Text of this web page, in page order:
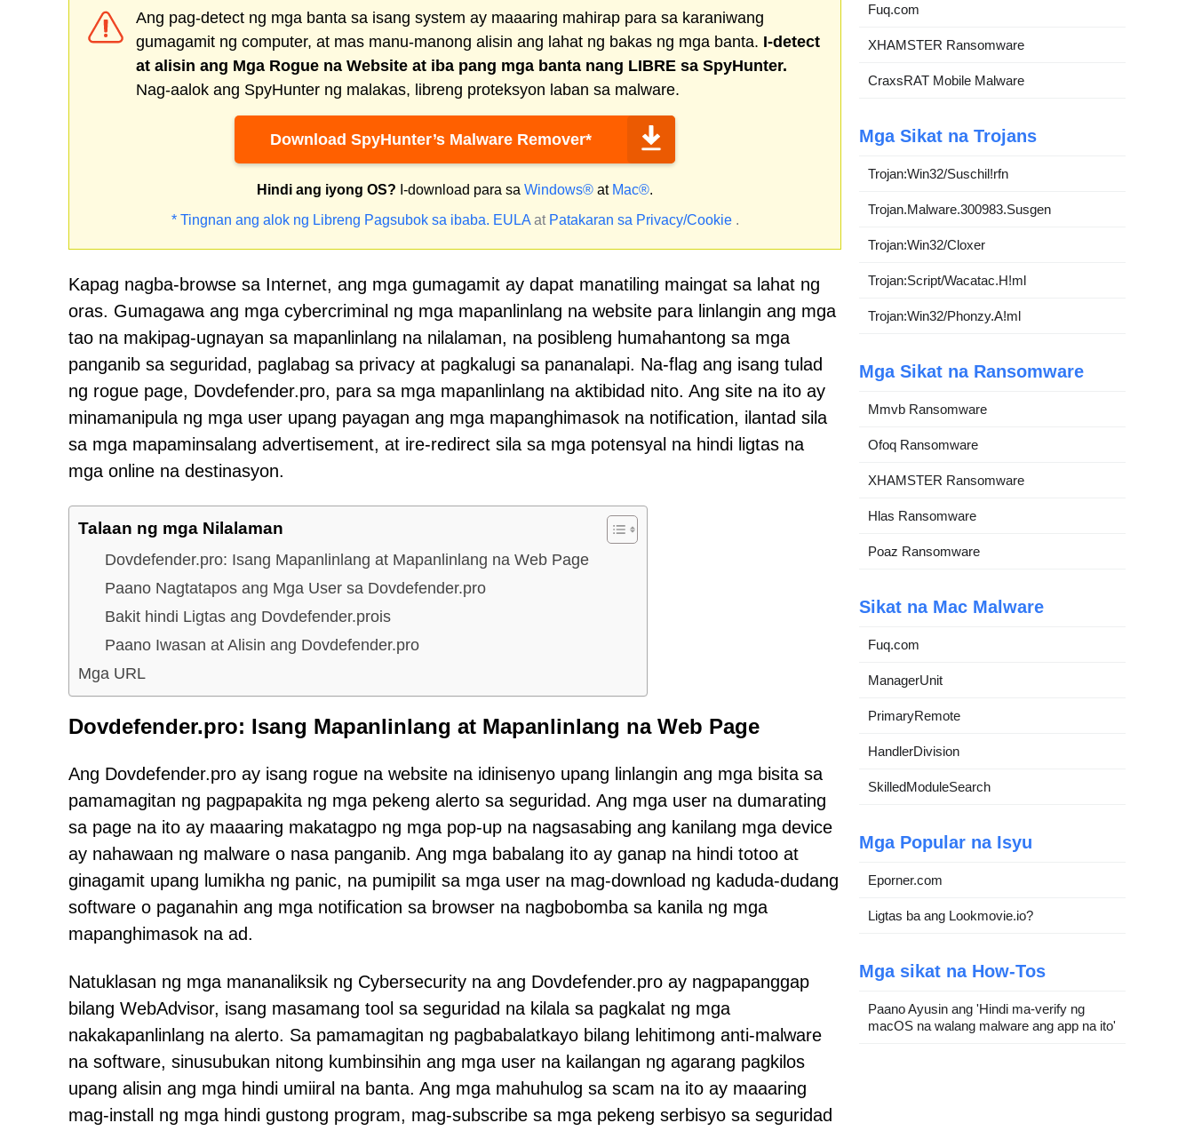
Ang pag-detect ng mga banta sa isang system ay maaaring mahirap para sa karaniwang
gumagamit ng computer, at mas manu-manong alisin ang lahat ng bakas ng mga banta. I-detect
at alisin ang Mga Rogue na Website at iba pang mga banta nang LIBRE sa SpyHunter.
Nag-aalok ang SpyHunter ng malakas, libreng proteksyon laban sa malware.
Download SpyHunter’s Malware Remover*
Hindi ang iyong OS? I-download para sa Windows® at Mac®.
* Tingnan ang alok ng Libreng Pagsubok sa ibaba. EULAat Patakaran sa Privacy/Cookie.
Kapag nagba-browse sa Internet, ang mga gumagamit ay dapat manatiling maingat sa lahat ng
oras. Gumagawa ang mga cybercriminal ng mga mapanlinlang na website para linlangin ang mga
tao na makipag-ugnayan sa mapanlinlang na nilalaman, na posibleng humahantong sa mga
panganib sa seguridad, paglabag sa privacy at pagkalugi sa pananalapi. Na-flag ang isang tulad
ng rogue page, Dovdefender.pro, para sa mga mapanlinlang na aktibidad nito. Ang site na ito ay
minamanipula ng mga user upang payagan ang mga mapanghimasok na notification, ilantad sila
sa mga mapaminsalang advertisement, at ire-redirect sila sa mga potensyal na hindi ligtas na
mga online na destinasyon.
Talaan ng mga Nilalaman
Dovdefender.pro: Isang Mapanlinlang at Mapanlinlang na Web Page
Paano Nagtatapos ang Mga User sa Dovdefender.pro
Bakit hindi Ligtas ang Dovdefender.prois
Paano Iwasan at Alisin ang Dovdefender.pro
Mga URL
Dovdefender.pro: Isang Mapanlinlang at Mapanlinlang na Web Page
Ang Dovdefender.pro ay isang rogue na website na idinisenyo upang linlangin ang mga bisita sa
pamamagitan ng pagpapakita ng mga pekeng alerto sa seguridad. Ang mga user na dumarating
sa page na ito ay maaaring makatagpo ng mga pop-up na nagsasabing ang kanilang mga device
ay nahawaan ng malware o nasa panganib. Ang mga babalang ito ay ganap na hindi totoo at
ginagamit upang lumikha ng panic, na pumipilit sa mga user na mag-download ng kaduda-dudang
software o paganahin ang mga notification sa browser na nagbobomba sa kanila ng mga
mapanghimasok na ad.
Natuklasan ng mga mananaliksik ng Cybersecurity na ang Dovdefender.pro ay nagpapanggap
bilang WebAdvisor, isang masamang tool sa seguridad na kilala sa pagkalat ng mga
nakakapanlinlang na alerto. Sa pamamagitan ng pagbabalatkayo bilang lehitimong anti-malware
na software, sinusubukan nitong kumbinsihin ang mga user na kailangan ng agarang pagkilos
upang alisin ang mga hindi umiiral na banta. Ang mga mahuhulog sa scam na ito ay maaaring
mag-install ng mga hindi gustong program, mag-subscribe sa mga pekeng serbisyo sa seguridad
Fuq.com
XHAMSTER Ransomware
CraxsRAT Mobile Malware
Mga Sikat na Trojans
Trojan:Win32/Suschil!rfn
Trojan.Malware.300983.Susgen
Trojan:Win32/Cloxer
Trojan:Script/Wacatac.H!ml
Trojan:Win32/Phonzy.A!ml
Mga Sikat na Ransomware
Mmvb Ransomware
Ofoq Ransomware
XHAMSTER Ransomware
Hlas Ransomware
Poaz Ransomware
Sikat na Mac Malware
Fuq.com
ManagerUnit
PrimaryRemote
HandlerDivision
SkilledModuleSearch
Mga Popular na Isyu
Eporner.com
Ligtas ba ang Lookmovie.io?
Mga sikat na How-Tos
Paano Ayusin ang 'Hindi ma-verify ng
macOS na walang malware ang app na ito'